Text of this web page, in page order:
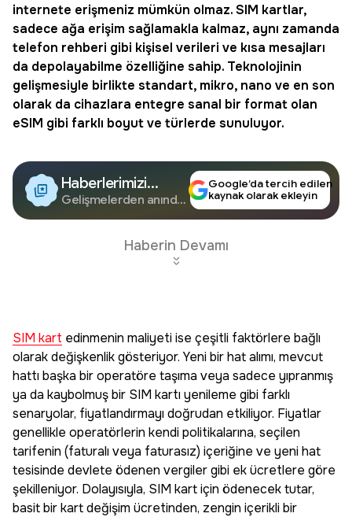
internete erişmeniz mümkün olmaz. SIM kartlar,
sadece ağa erişim sağlamakla kalmaz, aynı zamanda
telefon rehberi gibi kişisel verileri ve kısa mesajları
da depolayabilme özelliğine sahip. Teknolojinin
gelişmesiyle birlikte standart, mikro, nano ve en son
olarak da cihazlara entegre sanal bir format olan
eSIM gibi farklı boyut ve türlerde sunuluyor.
Haberlerimizi
Google'da Takip
Edin
Gelişmelerden anında
Google’da tercih edilen
kaynak olarak ekleyin
Haberin Devamı
SIM kart edinmenin maliyeti ise çeşitli faktörlere bağlı
olarak değişkenlik gösteriyor. Yeni bir hat alımı, mevcut
hattı başka bir operatöre taşıma veya sadece yıpranmış
ya da kaybolmuş bir SIM kartı yenileme gibi farklı
senaryolar, fiyatlandırmayı doğrudan etkiliyor. Fiyatlar
genellikle operatörlerin kendi politikalarına, seçilen
tarifenin (faturalı veya faturasız) içeriğine ve yeni hat
tesisinde devlete ödenen vergiler gibi ek ücretlere göre
şekilleniyor. Dolayısıyla, SIM kart için ödenecek tutar,
basit bir kart değişim ücretinden, zengin içerikli bir